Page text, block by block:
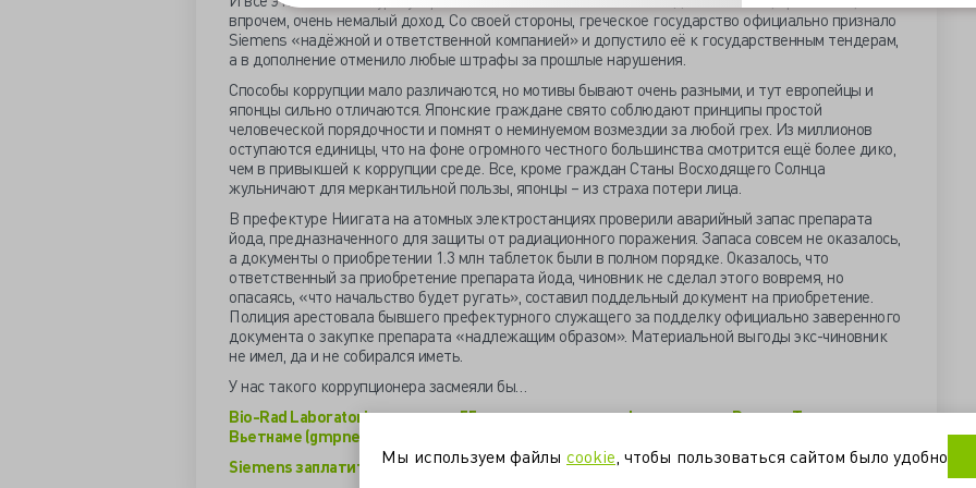
впрочем, очень немалый доход. Со своей стороны, греческое государство официально признало
Siemens «надёжной и ответственной компанией» и допустило её к государственным тендерам,
а в дополнение отменило любые штрафы за прошлые нарушения.
Способы коррупции мало различаются, но мотивы бывают очень разными, и тут европейцы и
японцы сильно отличаются. Японские граждане свято соблюдают принципы простой
человеческой порядочности и помнят о неминуемом возмездии за любой грех. Из миллионов
оступаются единицы, что на фоне огромного честного большинства смотрится ещё более дико,
чем в привыкшей к коррупции среде. Все, кроме граждан Станы Восходящего Солнца
жульничают для меркантильной пользы, японцы – из страха потери лица.
В префектуре Ниигата на атомных электростанциях проверили аварийный запас препарата
йода, предназначенного для защиты от радиационного поражения. Запаса совсем не оказалось,
а документы о приобретении 1.3 млн таблеток были в полном порядке. Оказалось, что
ответственный за приобретение препарата йода, чиновник не сделал этого вовремя, но
опасаясь, «что начальство будет ругать», составил поддельный документ на приобретение.
Полиция арестовала бывшего префектурного служащего за подделку официально заверенного
документа о закупке препарата «надлежащим образом». Материальной выгоды экс-чиновник
не имел, да и не собирался иметь.
У нас такого коррупционера засмеяли бы…
Bio-Rad Laboratories заплатит 55 млн долларов штрафа за взятки в России, Таиланде и
Вьетнаме (gmpnews.ru)
Siemens заплатит Греции 170 млн евро за урегулирование скандала со взятками (tass.ru)
Мы используем файлы cookie , чтобы пользоваться сайтом было удобно